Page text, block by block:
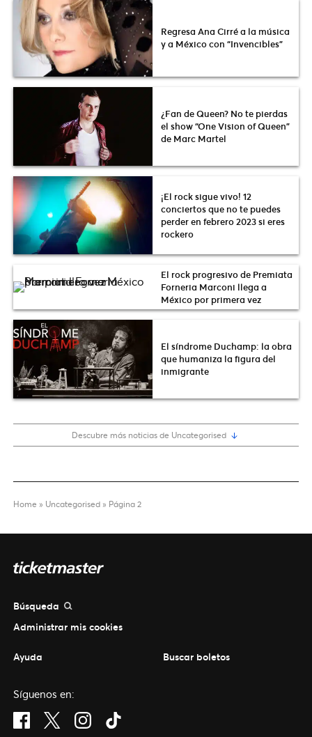
Regresa Ana Cirré a la música
y a México con “Invencibles”
¿Fan de Queen? No te pierdas
el show “One Vision of Queen”
de Marc Martel
¡El rock sigue vivo! 12
conciertos que no te puedes
perder en febrero 2023 si eres
rockero
El rock progresivo de Premiata
Forneria Marconi llega a
México por primera vez
El síndrome Duchamp: la obra
que humaniza la figura del
inmigrante
Descubre más noticias de Uncategorised
Home » Uncategorised » Página 2
Búsqueda
Administrar mis cookies
Ayuda Buscar boletos
Síguenos en:
Visit Facebook (opens in a new window)
Visit Twitter (opens in a new window)
Visit Instagram (opens in a new window)